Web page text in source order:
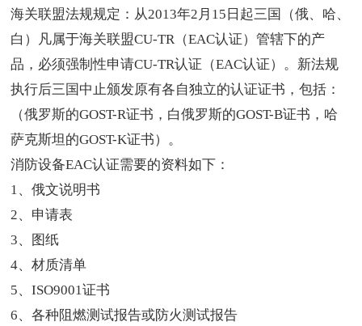
海关联盟法规规定：从2013年2月15日起三国（俄、哈、
白）凡属于海关联盟CU-TR（EAC认证）管辖下的产
品，必须强制性申请CU-TR认证（EAC认证）。新法规
执行后三国中止颁发原有各自独立的认证证书，包括：
（俄罗斯的GOST-R证书，白俄罗斯的GOST-B证书，哈
萨克斯坦的GOST-K证书）。
消防设备EAC认证需要的资料如下：
1、俄文说明书
2、申请表
3、图纸
4、材质清单
5、ISO9001证书
6、各种阻燃测试报告或防火测试报告